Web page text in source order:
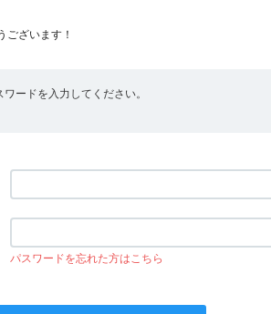
ございます！
ードを入力してください。
パスワードを忘れた方はこちら